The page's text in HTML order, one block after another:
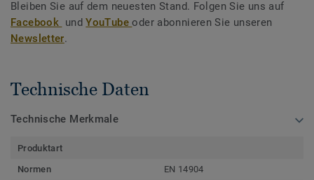
Bleiben Sie auf dem neuesten Stand. Folgen Sie uns auf
Facebook undYouTubeoder abonnieren Sie unseren
Newsletter.
Technische Daten
Technische Merkmale
Produktart
Normen
EN 14904